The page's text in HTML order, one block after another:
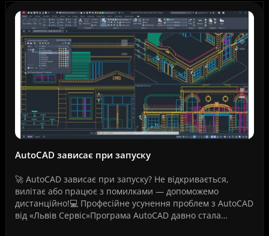
AutoCAD зависає при запуску
🚀 AutoCAD зависає при запуску? Не відкривається,
вилітає або працює з помилками — допоможемо
дистанційно!💻 Професійне усунення проблем з AutoCAD
від «Львів Сервіс»Програма AutoCAD давно стала